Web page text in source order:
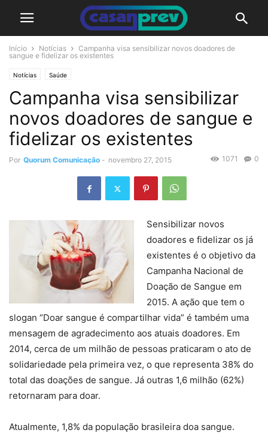
Início Notícias
Campanha visa sensibilizar novos doadores de
sangue e fidelizar os existentes
Notícias Saúde
Campanha visa sensibilizar
novos doadores de sangue e
fidelizar os existentes
Por Quorum Comunicação - novembro 27, 2015 0
1071
Sensibilizar novos
doadores e fidelizar os já
existentes é o objetivo da
Campanha Nacional de
Doação de Sangue em
2015. A ação que tem o
slogan “Doar sangue é compartilhar vida” é também uma
mensagem de agradecimento aos atuais doadores. Em
2014, cerca de um milhão de pessoas praticaram o ato de
solidariedade pela primeira vez, o que representa 38% do
total das doações de sangue. Já outras 1,6 milhão (62%)
retornaram para doar.
Atualmente, 1,8% da população brasileira doa sangue.